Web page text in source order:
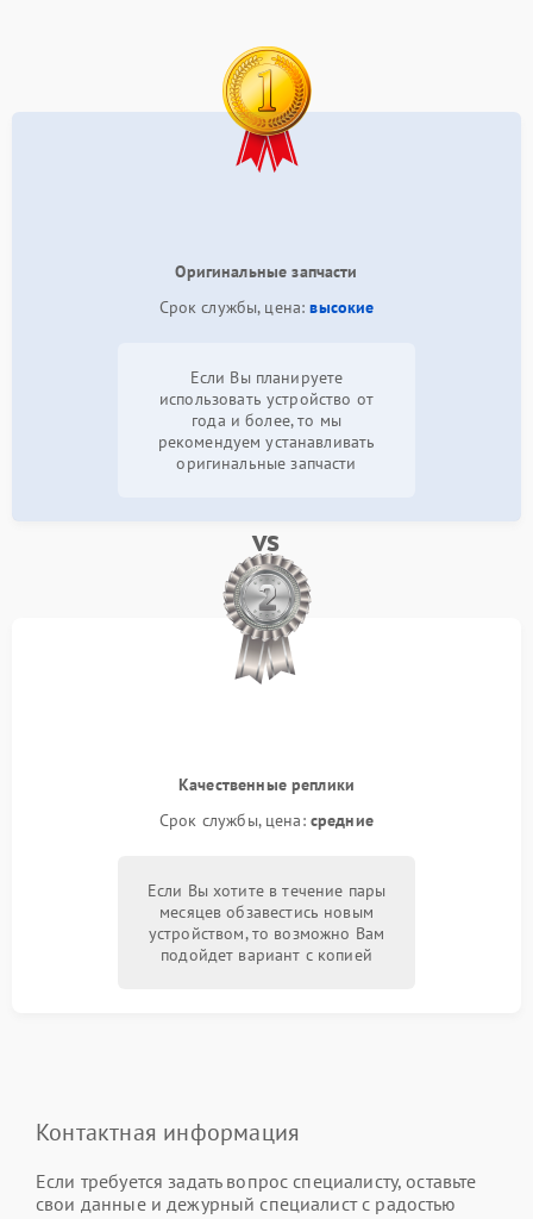
Оригинальные запчасти
Срок службы, цена:высокие
Если Вы планируете
использовать устройство от
года и более, то мы
рекомендуем устанавливать
оригинальные запчасти
vs
Качественные реплики
Срок службы, цена: средние
Если Вы хотите в течение пары
месяцев обзавестись новым
устройством, то возможно Вам
подойдет вариант с копией
Контактная информация
Если требуется задать вопрос специалисту, оставьте
свои данные и дежурный специалист с радостью